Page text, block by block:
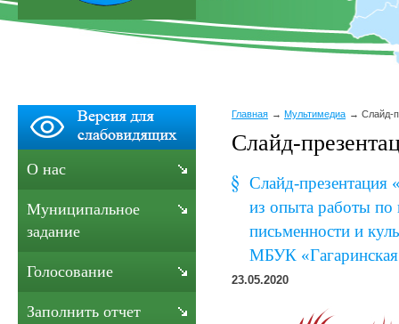
Главная Мультимедиа Слайд-
Слайд-
Слайд-презентация
из опыта работы по
письменности и
МБУК
23.05.2020
О нас
Муниципальное
задание
Голосование
Заполнить отчет